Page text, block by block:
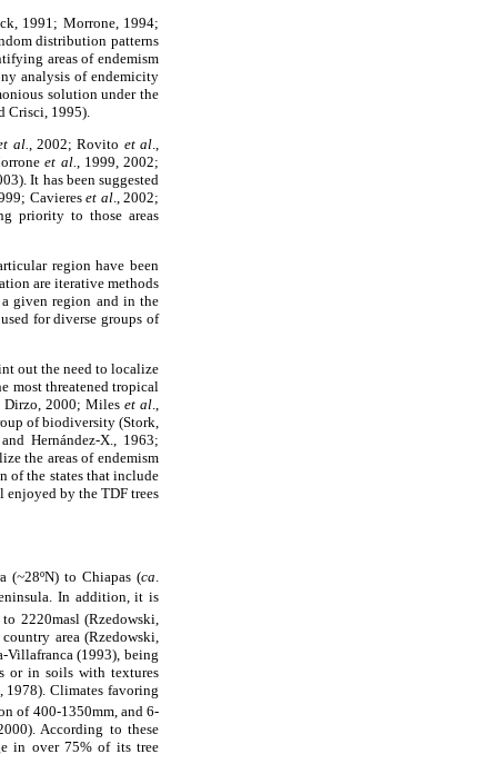
1991; Morrone, 1994;
distribution patterns
areas of endemism
analysis of endemicity
solution under the
Crisci, 1995).
al. , 2002; Rovito et al
et al.
, 1999, 2002;
It has been suggested
Caviereset al., 2002;
priority to those areas
region have been
are iterative methods
given region and in the
for diverse groups of
out the need to localize
most threatened tropical
Dirzo, 2000; Mileset al.,
of biodiversity (Stork,
Hernández-X., 1963;
the areas of endemism
of the states that include
enjoyed by the TDF trees
(~28ºN) to Chiapas (ca
In addition, it is
2220masl (Rzedowski,
area (Rzedowski,
Villafranca (1993), being
or in soils with textures
Climates favoring
of 400-1350mm, and 6-
According to these
in over 75% of its tree